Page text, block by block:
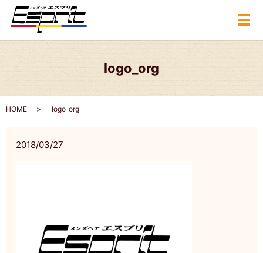
メ
logo_org
HOME logo_org
2018/03/27